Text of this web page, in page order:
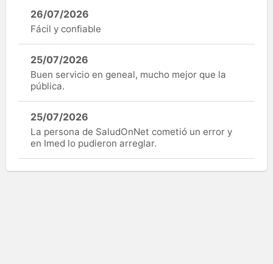
26/07/2026
Fácil y confiable
25/07/2026
Buen servicio en geneal, mucho mejor que la
pública.
25/07/2026
La persona de SaludOnNet cometió un error y
en Imed lo pudieron arreglar.